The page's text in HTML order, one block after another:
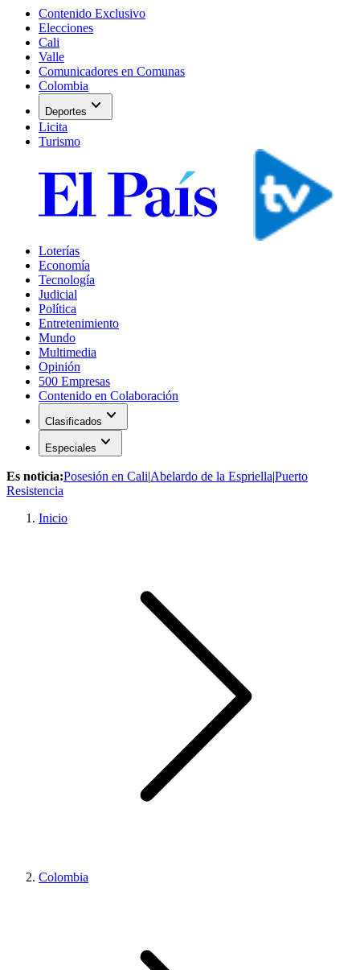
Contenido Exclusivo
Elecciones
Cali
Valle
Comunicadores en Comunas
Colombia
Deportes expand_more
Licita
Turismo
Loterías
Economía
Tecnología
Judicial
Política
Entretenimiento
Mundo
Multimedia
Opinión
500 Empresas
Contenido en Colaboración
Clasificados expand_more
Especiales expand_more
Es noticia:Posesión en Cali|Abelardo de la Espriella|Puerto
Resistencia
Inicio
Colombia